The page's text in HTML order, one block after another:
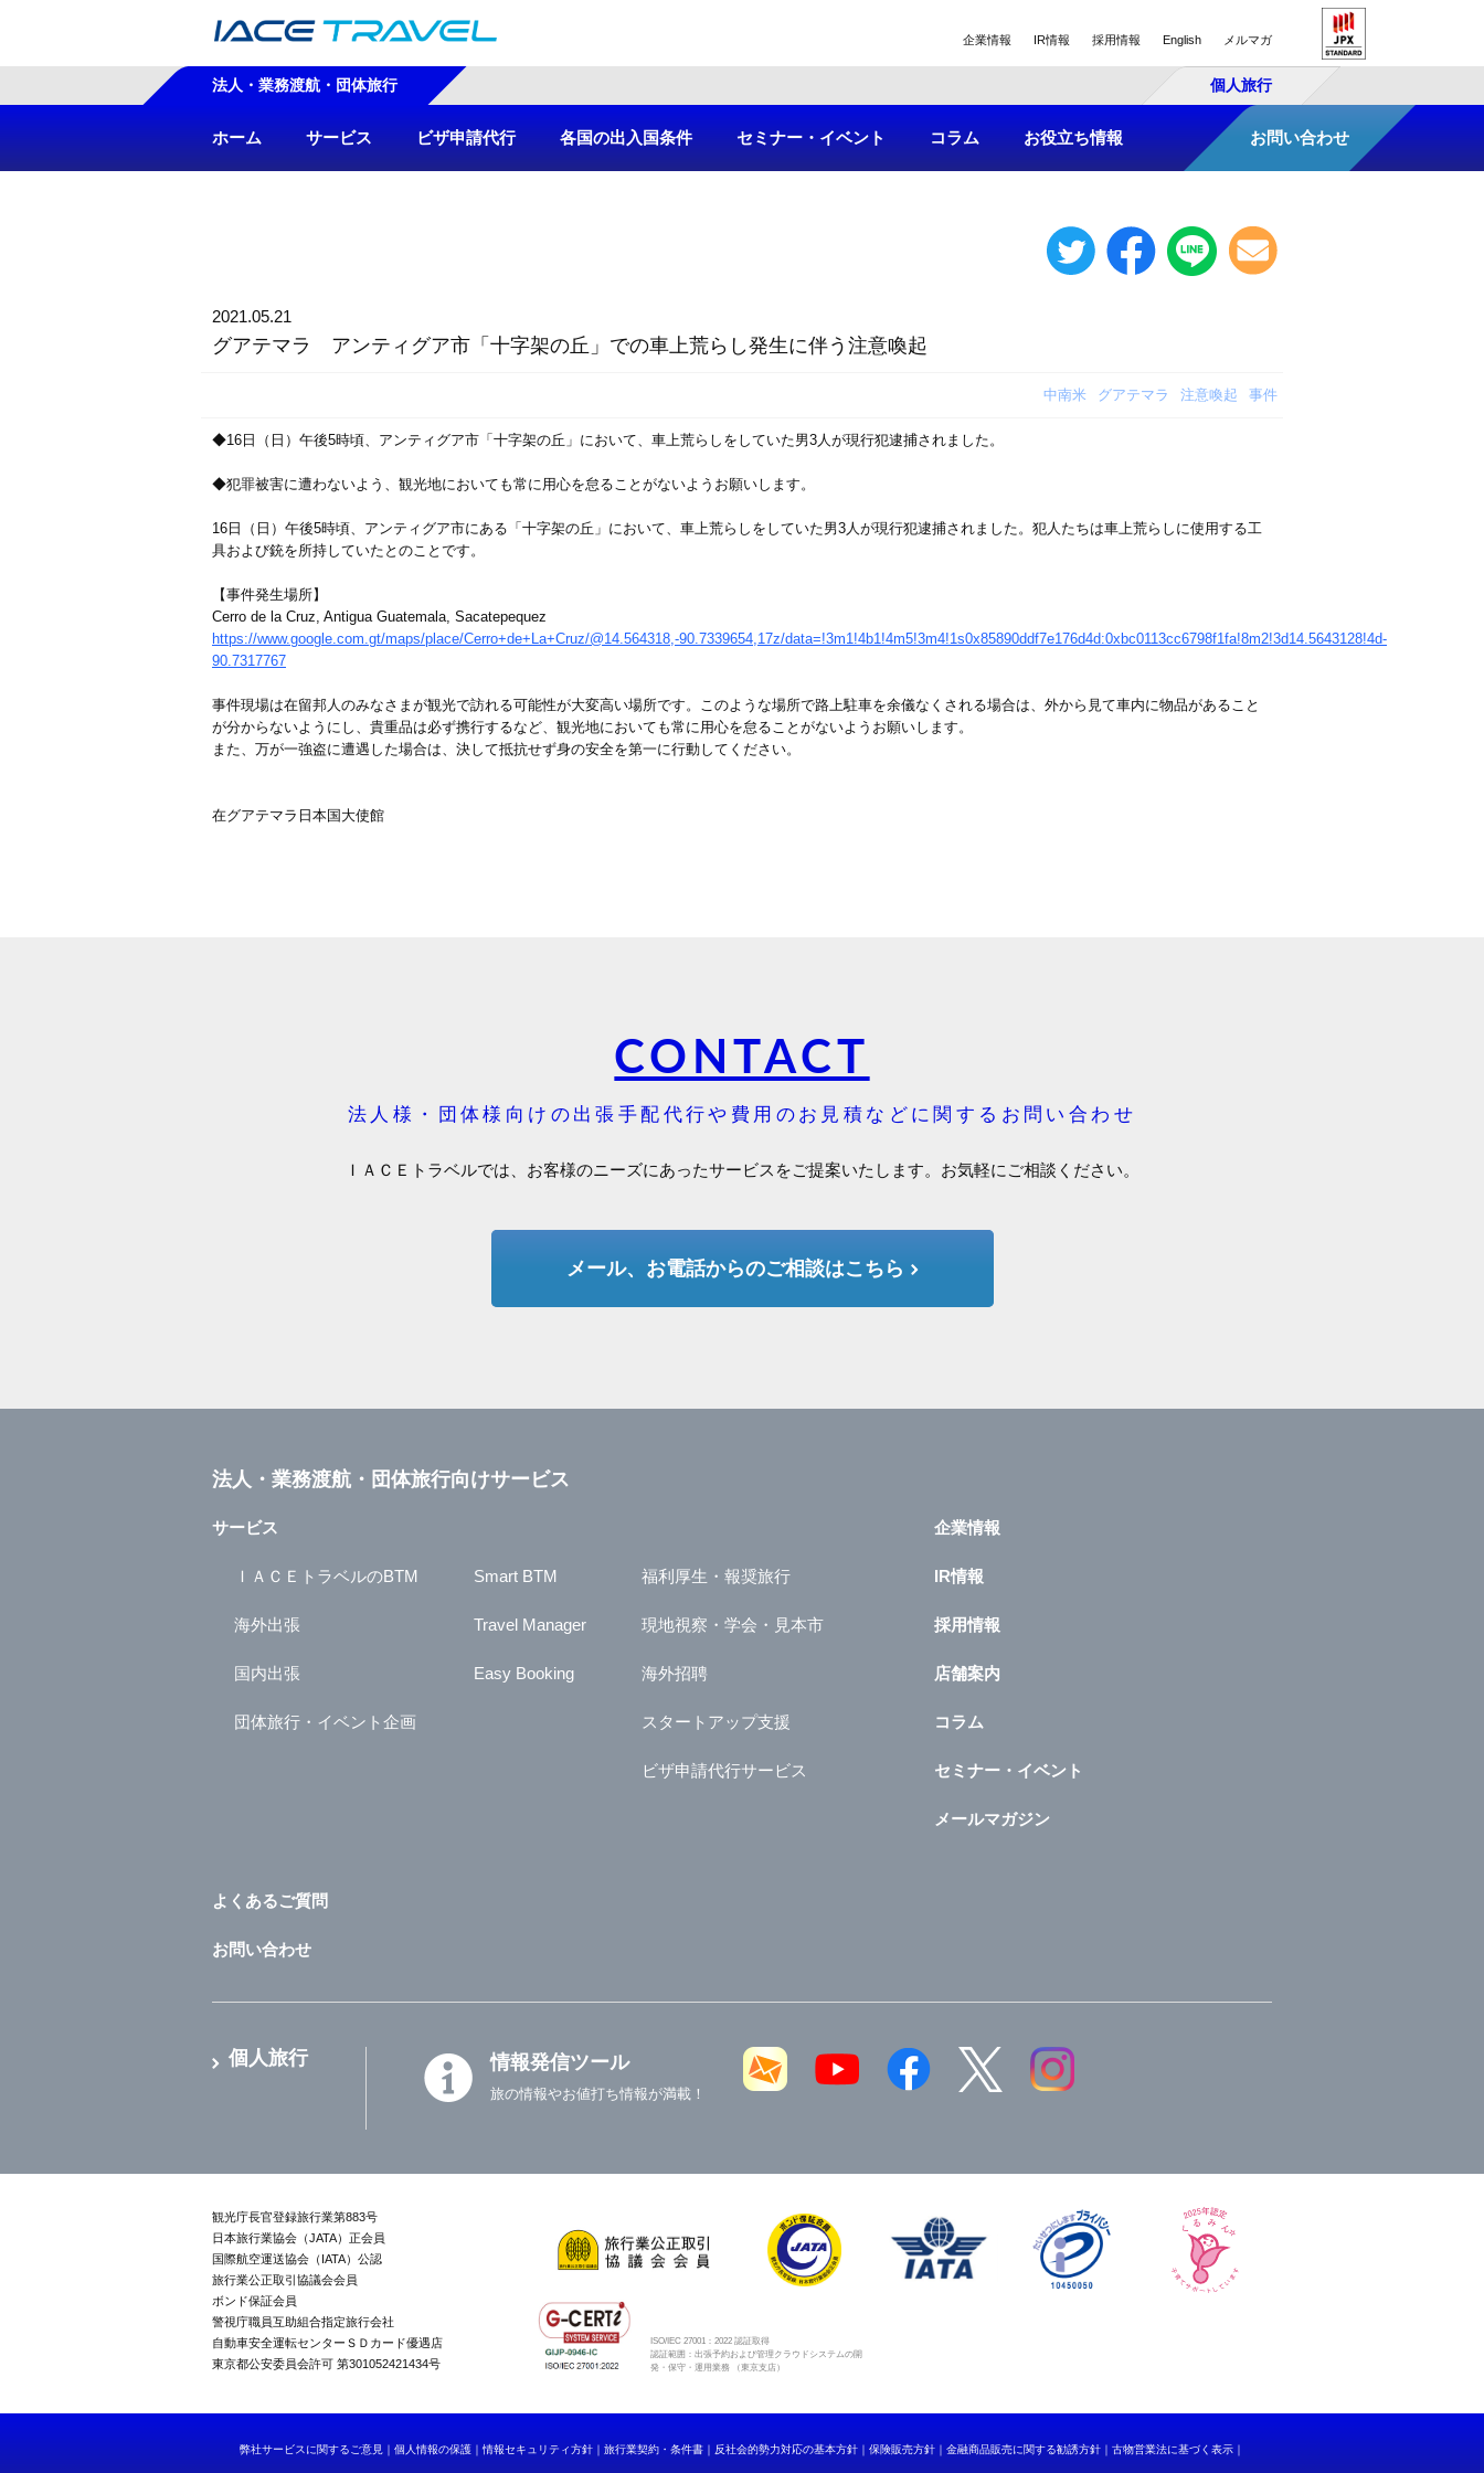
企業情報 IR情報 採用情報 English メルマガ
法人・業務渡航・団体旅行 個人旅行
ホーム サービス ビザ申請代行 各国の出入国条件 セミナー・イベント コラム お役立ち情報 お問い合わせ
2021.05.21
グアテマラ アンティグア市「十字架の丘」での車上荒らし発生に伴う注意喚起
中南米 グアテマラ 注意喚起 事件
◆16日（日）午後5時頃、アンティグア市「十字架の丘」において、車上荒らしをしていた男3人が現行犯逮捕されました。
◆犯罪被害に遭わないよう、観光地においても常に用心を怠ることがないようお願いします。
16日（日）午後5時頃、アンティグア市にある「十字架の丘」において、車上荒らしをしていた男3人が現行犯逮捕されました。犯人たちは車上荒らしに使用する工
具および銃を所持していたとのことです。
【事件発生場所】
Cerro de la Cruz, Antigua Guatemala, Sacatepequez
https://www.google.com.gt/maps/place/Cerro+de+La+Cruz/@14.564318,-90.7339654,17z/data=!3m1!4b1!4m5!3m4!1s0x85890ddf7e176d4d:0xbc0113cc6798f1fa!8m2!3d14.5643128!4d-
90.7317767
事件現場は在留邦人のみなさまが観光で訪れる可能性が大変高い場所です。このような場所で路上駐車を余儀なくされる場合は、外から見て車内に物品があること
が分からないようにし、貴重品は必ず携行するなど、観光地においても常に用心を怠ることがないようお願いします。
また、万が一強盗に遭遇した場合は、決して抵抗せず身の安全を第一に行動してください。
在グアテマラ日本国大使館
CONTACT
法人様・団体様向けの出張手配代行や費用のお見積などに関するお問い合わせ
ＩＡＣＥトラベルでは、お客様のニーズにあったサービスをご提案いたします。お気軽にご相談ください。
メール、お電話からのご相談はこちら
法人・業務渡航・団体旅行向けサービス
サービス
ＩＡＣＥトラベルのBTM
海外出張
国内出張
団体旅行・イベント企画
Smart BTM
Travel Manager
Easy Booking
福利厚生・報奨旅行
現地視察・学会・見本市
海外招聘
スタートアップ支援
ビザ申請代行サービス
企業情報
IR情報
採用情報
店舗案内
コラム
セミナー・イベント
メールマガジン
よくあるご質問
お問い合わせ
個人旅行 情報発信ツール
旅の情報やお値打ち情報が満載！
観光庁長官登録旅行業第883号
日本旅行業協会（JATA）正会員
国際航空運送協会（IATA）公認
旅行業公正取引協議会会員
ボンド保証会員
警視庁職員互助組合指定旅行会社
自動車安全運転センターＳＤカード優遇店
東京都公安委員会許可 第301052421434号
ISO/IEC 27001：2022 認証取得
認証範囲：出張予約および管理クラウドシステムの開
発・保守・運用業務 （東京支店）
弊社サービスに関するご意見 個人情報の保護 情報セキュリティ方針 旅行業契約・条件書 反社会的勢力対応の基本方針 保険販売方針 金融商品販売に関する勧誘方針 古物営業法に基づく表示